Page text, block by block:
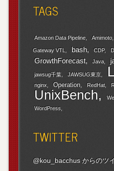
TAGS
Amazon Data Pipeline Amimoto
Gateway VTL bash CDP
GrowthForecast Java
jawsug千葉 JAWSUG東京
nginx
Operation RedHat
UnixBench
WordPress
TWITTER
@kou_bacchus からのツ